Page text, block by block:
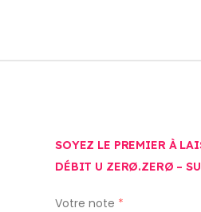
SOYEZ LE PREMIER À
DÉBIT U ZERØ.ZERØ –
Votre note *